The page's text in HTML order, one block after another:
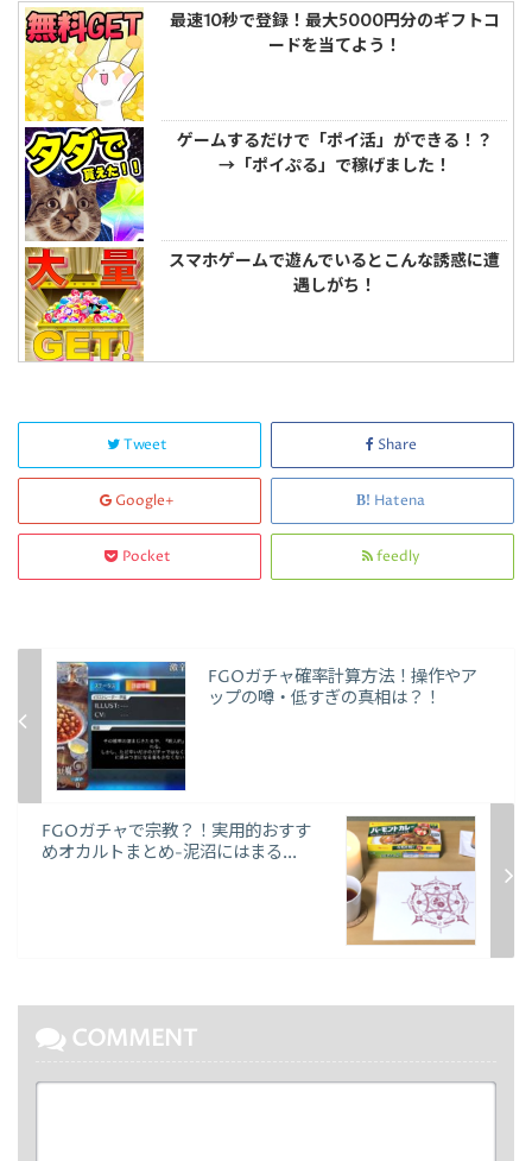
最速10秒で登録！最大5000円分のギフトコ
ードを当てよう！
ゲームするだけで「ポイ活」ができる！？
→「ポイぷる」で稼げました！
スマホゲームで遊んでいるとこんな誘惑に遭
遇しがち！
Tweet Share
Google+ Hatena
Pocket feedly
FGOガチャ確率計算方法！操作やア
ップの噂・低すぎの真相は？！
FGOガチャで宗教？！実用的おすす
めオカルトまとめ-泥沼にはまる...
COMMENT